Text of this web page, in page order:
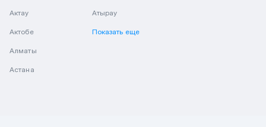
Актау
Актобе
Алматы
Астана
Атырау
Показать еще